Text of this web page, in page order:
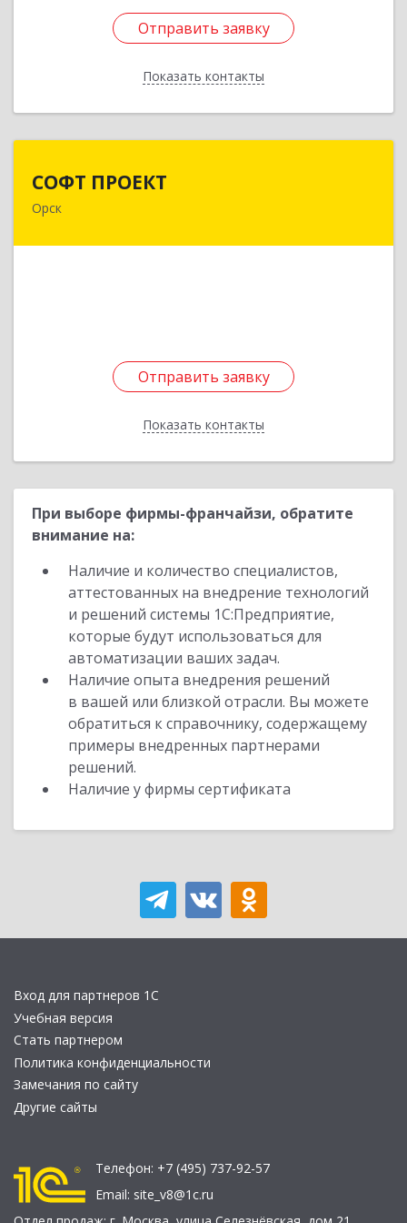
Отправить заявку
Показать контакты
Отправить заявку
Назад
СОФТ ПРОЕКТ
Орск
Отправить заявку
Показать контакты
Отправить заявку
Назад
При выборе фирмы-франчайзи, обратите
внимание на:
Наличие и количество специалистов,
аттестованных на внедрение технологий
и решений системы 1С:Предприятие,
которые будут использоваться для
автоматизации ваших задач.
Наличие опыта внедрения решений
в вашей или близкой отрасли. Вы можете
обратиться к справочнику, содержащему
примеры внедренных партнерами
решений.
Наличие у фирмы сертификата
Вход для партнеров 1С
Учебная версия
Стать партнером
Политика конфиденциальности
Замечания по сайту
Другие сайты
Телефон: +7 (495) 737-92-57
Email: site_v8@1c.ru